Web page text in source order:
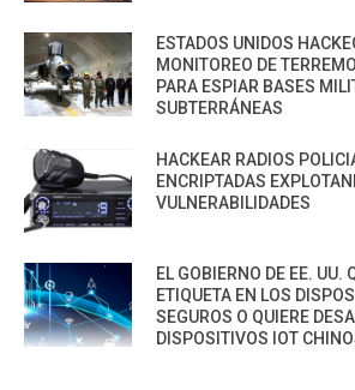
ESTADOS UNIDOS
MONITOREO DE
PARA ESPIAR BASES
SUBTERRÁNEAS
HACKEAR RADIOS
ENCRIPTADAS
VULNERABILIDADES
EL GOBIERNO DE EE. UU.
ETIQUETA EN LOS
SEGUROS O QUIERE
DISPOSITIVOS IOT